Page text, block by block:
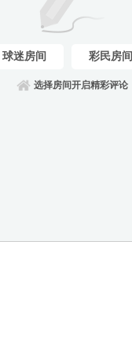
球迷房间 彩民房间
选择房间开启精彩评论